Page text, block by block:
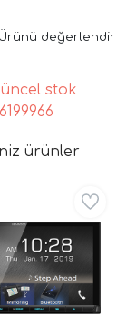
Ürünü değerlendir
stok
ürünler